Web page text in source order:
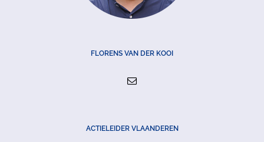
FLORENS VAN DER KOOI
ACTIELEIDER VLAANDEREN